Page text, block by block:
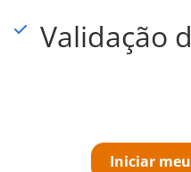
Validação
Iniciar